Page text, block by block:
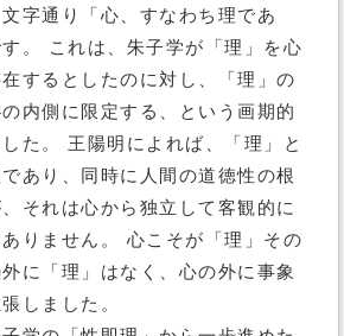
文字通り「心、すなわち理であ
。 これは、朱子学が「理」を心
するとしたのに対し、「理」の
内側に限定する、という画期的
た。 王陽明によれば、「理」と
あり、同時に人間の道徳性の根
それは心から独立して客観的に
りません。 心こそが「理」その
に「理」はなく、心の外に事象
しました。